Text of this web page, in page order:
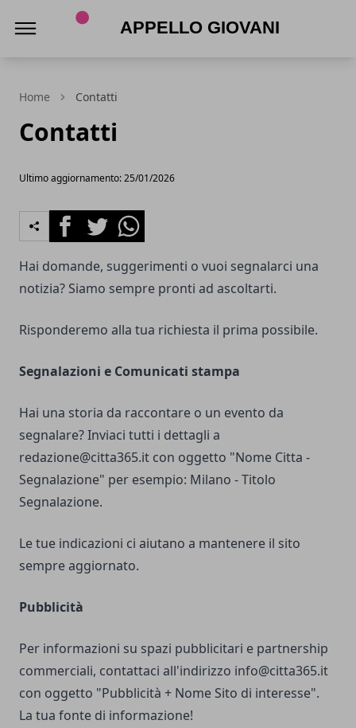
Home Contatti
Contatti
Ultimo aggiornamento: 25/01/2026
FacebookTwitterWhatsapp
Hai domande, suggerimenti o vuoi segnalarci una
notizia? Siamo sempre pronti ad ascoltarti.
Risponderemo alla tua richiesta il prima possibile.
Segnalazioni e Comunicati stampa
Hai una storia da raccontare o un evento da
segnalare? Inviaci tutti i dettagli a
redazione@citta365.it con oggetto "Nome Citta -
Segnalazione" per esempio: Milano - Titolo
Segnalazione.
Le tue indicazioni ci aiutano a mantenere il sito
sempre aggiornato.
Pubblicità
Per informazioni su spazi pubblicitari e partnership
commerciali, contattaci all'indirizzo info@citta365.it
con oggetto "Pubblicità + Nome Sito di interesse".
La tua fonte di informazione!